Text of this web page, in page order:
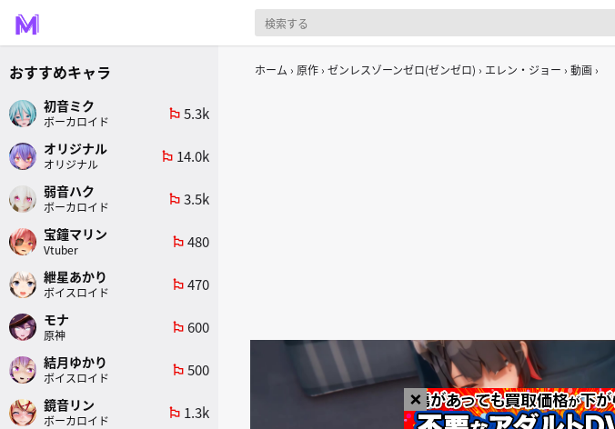
ホーム 原作 ゼンレスゾーンゼロ(ゼンゼロ) エレン・ジョー 動画
×
おすすめキャラ
初音ミク
ボーカロイド
emoji_flags 5.3k
オリジナル
オリジナル
emoji_flags 14.0k
弱音ハク
ボーカロイド
emoji_flags 3.5k
宝鐘マリン
Vtuber
emoji_flags 480
紲星あかり
ボイスロイド
emoji_flags 470
モナ
原神
emoji_flags 600
結月ゆかり
ボイスロイド
emoji_flags 500
鏡音リン
ボーカロイド
emoji_flags 1.3k